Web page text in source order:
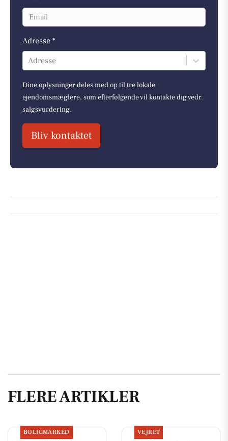
Adresse *
Adresse
Dine oplysninger deles med op til tre lokale
ejendomsmæglere, som efterfølgende vil kontakte dig vedr.
salgsvurdering.
Bliv kontaktet
FLERE ARTIKLER
BOLIGMARKED VEJRET